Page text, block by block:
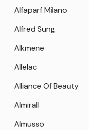
Alfaparf Milano
Alfred Sung
Alkmene
Allelac
Alliance Of Beauty
Almirall
Almusso